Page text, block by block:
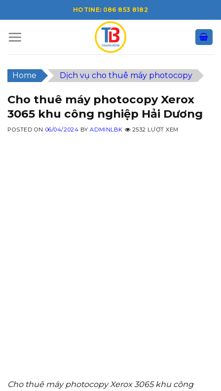
to
content
HOTINE: 086 853 8182
Home Dịch vụ cho thuê máy photocopy
Cho thuê máy photocopy Xerox
3065 khu công nghiệp Hải Dương
POSTED ON 06/04/2024 BYADMINLBK 2532 LƯỢT XEM
Cho thuê máy photocopy Xerox 3065 khu công